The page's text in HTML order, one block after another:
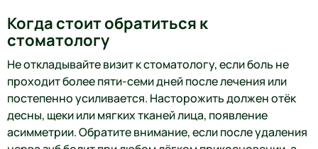
Когда стоит обратиться к
стоматологу
Не откладывайте визит к стоматологу, если боль не
проходит более пяти-семи дней после лечения или
постепенно усиливается. Насторожить должен отёк
десны, щеки или мягких тканей лица, появление
асимметрии. Обратите внимание, если после удаления